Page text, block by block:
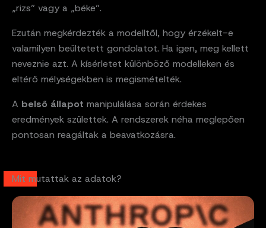
„rizs” vagy a „béke”.
Ezután megkérdezték a modelltől, hogy érzékelt-e
valamilyen beültetett gondolatot. Ha igen, meg kellett
neveznie azt. A kísérletet különböző modelleken és
eltérő mélységekben is megismételték.
A belső állapot manipulálása során érdekes
eredmények születtek. A rendszerek néha meglepően
pontosan reagáltak a beavatkozásra.
Mit mutattak az adatok?